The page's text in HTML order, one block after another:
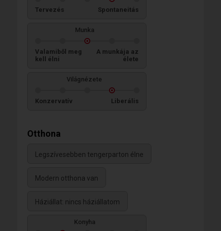
Tervezés Spontaneitás
Munka
Valamiből meg
kell élni
A munkája az
élete
Világnézete
Konzervatív Liberális
Otthona
Legszívesebben tengerparton élne
Modern otthona van
Háziállat: nincs háziállatom
Konyha